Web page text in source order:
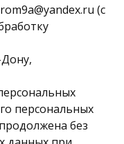
(с
Дону,
персональных
без